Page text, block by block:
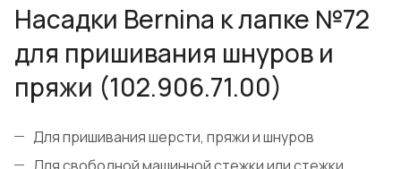
Насадки Bernina к лапке №72
для пришивания шнуров и
пряжи (102.906.71.00)
Для пришивания шерсти, пряжи и шнуров